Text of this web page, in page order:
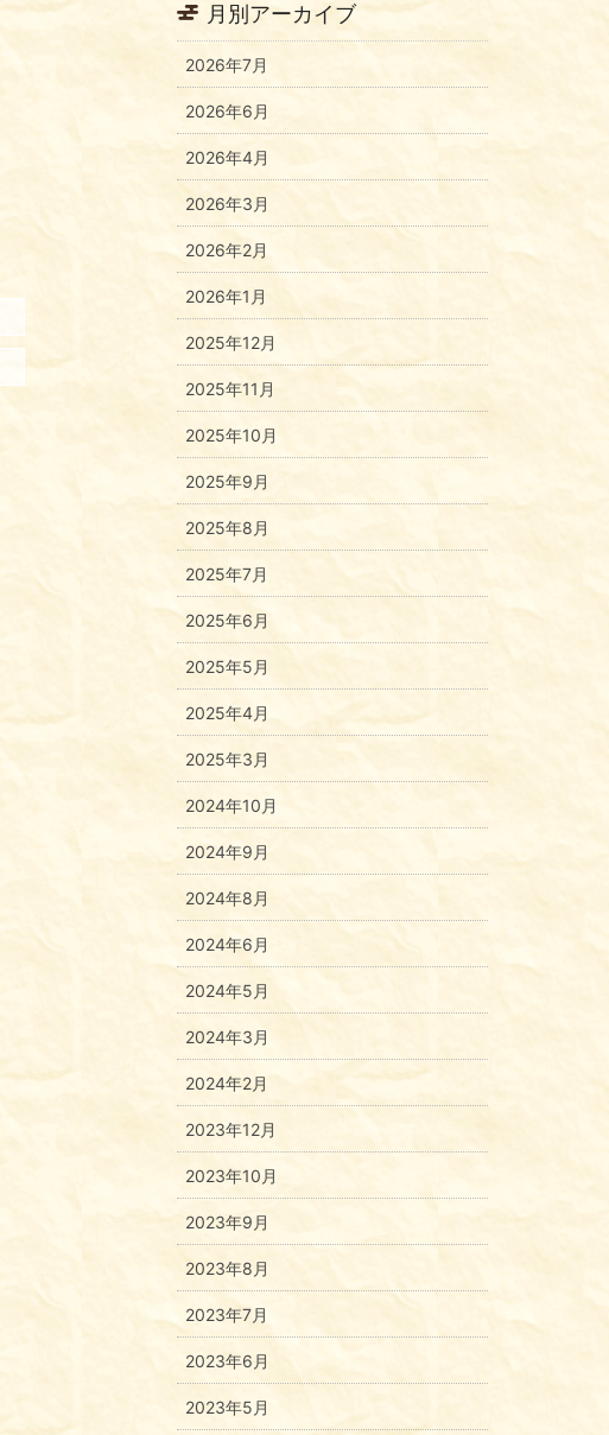
月別アーカイブ
2026年7月
2026年6月
2026年4月
2026年3月
2026年2月
2026年1月
2025年12月
2025年11月
2025年10月
2025年9月
2025年8月
2025年7月
2025年6月
2025年5月
2025年4月
2025年3月
2024年10月
2024年9月
2024年8月
2024年6月
2024年5月
2024年3月
2024年2月
2023年12月
2023年10月
2023年9月
2023年8月
2023年7月
2023年6月
2023年5月